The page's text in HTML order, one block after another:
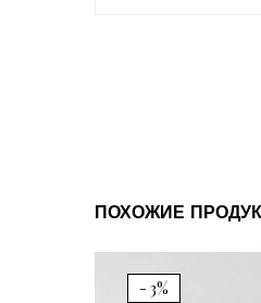
ПОХОЖИЕ
- 3%